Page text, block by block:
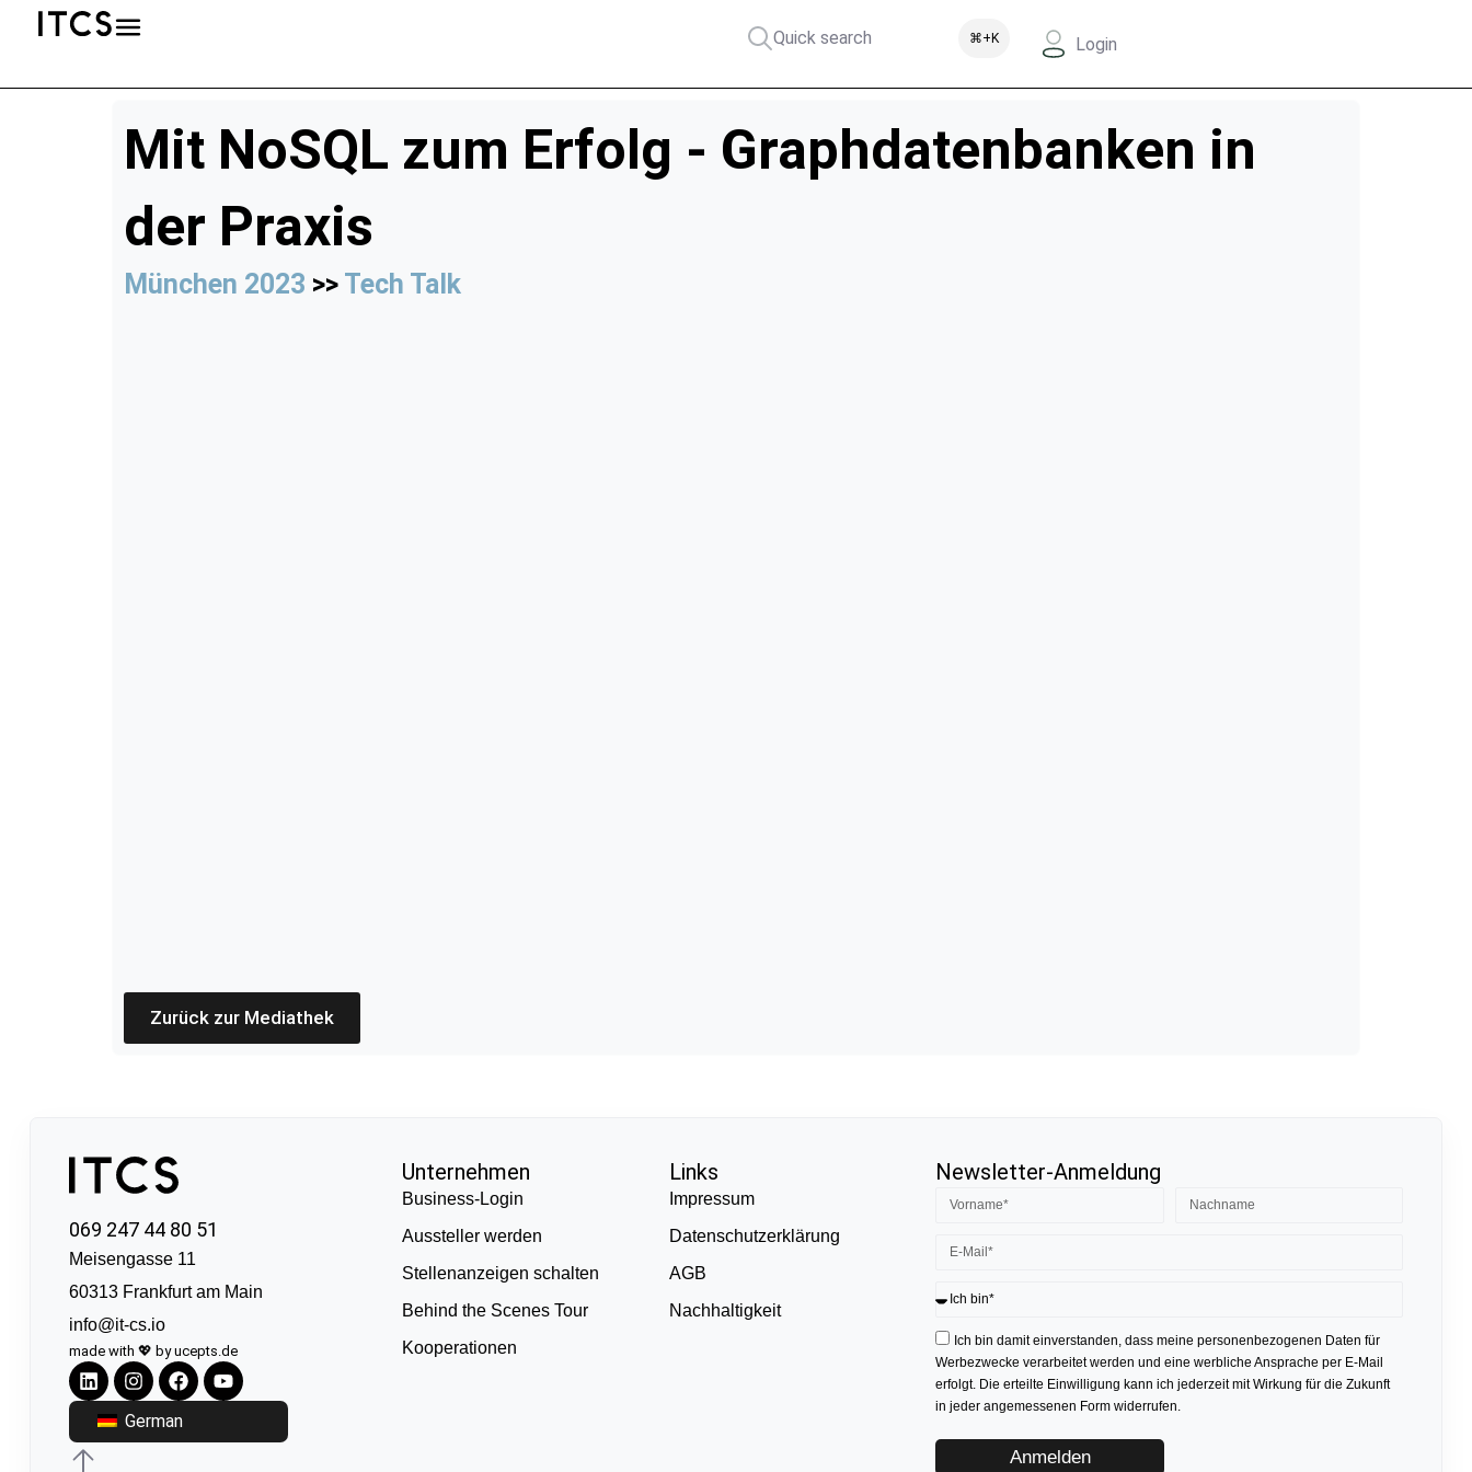
Quick search ⌘+K Login
Mit NoSQL zum Erfolg - Graphdatenbanken in
der Praxis
München 2023 >> Tech Talk
Zurück zur Mediathek
069 247 44 80 51
Meisengasse 11
60313 Frankfurt am Main
info@it-cs.io
made with 💖 by ucepts.de
German
Unternehmen
Business-Login
Aussteller werden
Stellenanzeigen schalten
Behind the Scenes Tour
Kooperationen
Links
Impressum
Datenschutzerklärung
AGB
Nachhaltigkeit
Newsletter-Anmeldung
Ich bin damit einverstanden, dass meine personenbezogenen Daten für
Werbezwecke verarbeitet werden und eine werbliche Ansprache per E-Mail
erfolgt. Die erteilte Einwilligung kann ich jederzeit mit Wirkung für die Zukunft
in jeder angemessenen Form widerrufen.
Anmelden